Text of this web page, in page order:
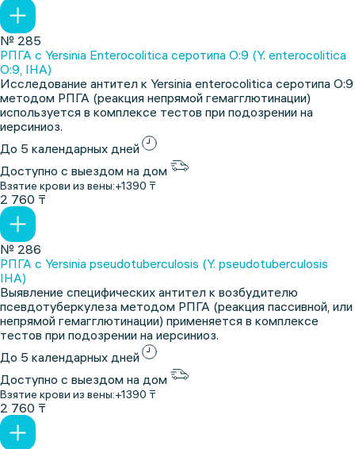
№ 285
РПГА с Yersinia Enterocolitica серотипа О:9 (Y. enterocolitica
O:9, IHA)
Исследование антител к Yersinia enterocolitica серотипа О:9
методом РПГА (реакция непрямой гемагглютинации)
используется в комплексе тестов при подозрении на
иерсиниоз.
До 5 календарных дней
Доступно с выездом на дом
Взятие крови из вены:+1390 ₸
2 760 ₸
№ 286
РПГА с Yersinia pseudotuberculosis (Y. pseudotuberculosis
IHA)
Выявление специфических антител к возбудителю
псевдотуберкулеза методом РПГА (реакция пассивной, или
непрямой гемагглютинации) применяется в комплексе
тестов при подозрении на иерсиниоз.
До 5 календарных дней
Доступно с выездом на дом
Взятие крови из вены:+1390 ₸
2 760 ₸